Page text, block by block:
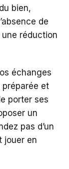
bien,
de
réduction
échanges
préparée et
porter ses
un
pas d’un
jouer en